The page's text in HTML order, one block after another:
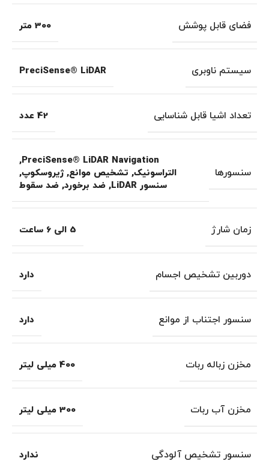
فضای قابل پوشش 300 متر
سیستم ناوبری PreciSense® LiDAR
تعداد اشیا قابل شناسایی 42 عدد
سنسورها
PreciSense® LiDAR Navigation
,
التراسونیک, تشخیص موانع,ژیروسکوپ,
سنسور LiDAR
, ضد برخورد, ضد سقوط
زمان شارژ 5 الی 6 ساعت
دوربین تشخیص اجسام دارد
سنسور اجتناب از موانع دارد
مخزن زباله ربات 400 میلی لیتر
مخزن آب ربات 300 میلی لیتر
سنسور تشخیص آلودگی ندارد